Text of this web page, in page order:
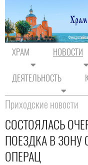
ХРАМ НОВОСТИ
ДЕЯТЕЛЬНОСТЬ
Приходские новости
СОСТОЯЛАСЬ
ПОЕЗДКА В
ОПЕРАЦ